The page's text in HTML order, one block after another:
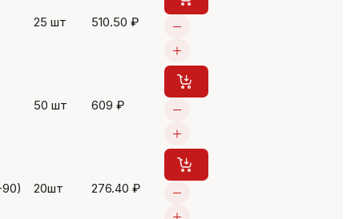
25 шт 510.50 ₽
50 шт 609 ₽
20шт 276.40 ₽